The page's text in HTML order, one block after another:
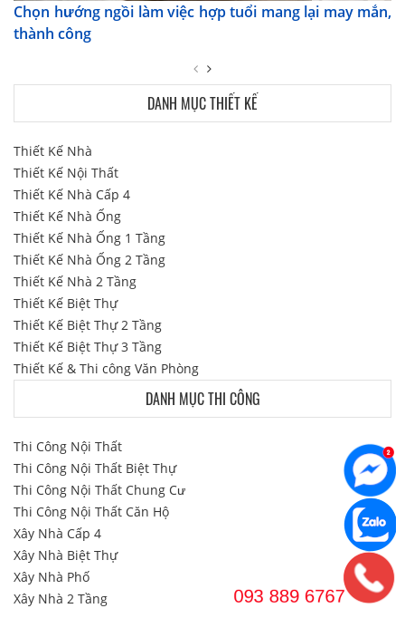
Chọn hướng ngồi làm việc hợp tuổi mang lại may mắn,
thành công
DANH MỤC THIẾT KẾ
Thiết Kế Nhà
Thiết Kế Nội Thất
Thiết Kế Nhà Cấp 4
Thiết Kế Nhà Ống
Thiết Kế Nhà Ống 1 Tầng
Thiết Kế Nhà Ống 2 Tầng
Thiết Kế Nhà 2 Tầng
Thiết Kế Biệt Thự
Thiết Kế Biệt Thự 2 Tầng
Thiết Kế Biệt Thự 3 Tầng
Thiết Kế & Thi công Văn Phòng
DANH MỤC THI CÔNG
Thi Công Nội Thất
Thi Công Nội Thất Biệt Thự
Thi Công Nội Thất Chung Cư
Thi Công Nội Thất Căn Hộ
Xây Nhà Cấp 4
Xây Nhà Biệt Thự
Xây Nhà Phố
Xây Nhà 2 Tầng